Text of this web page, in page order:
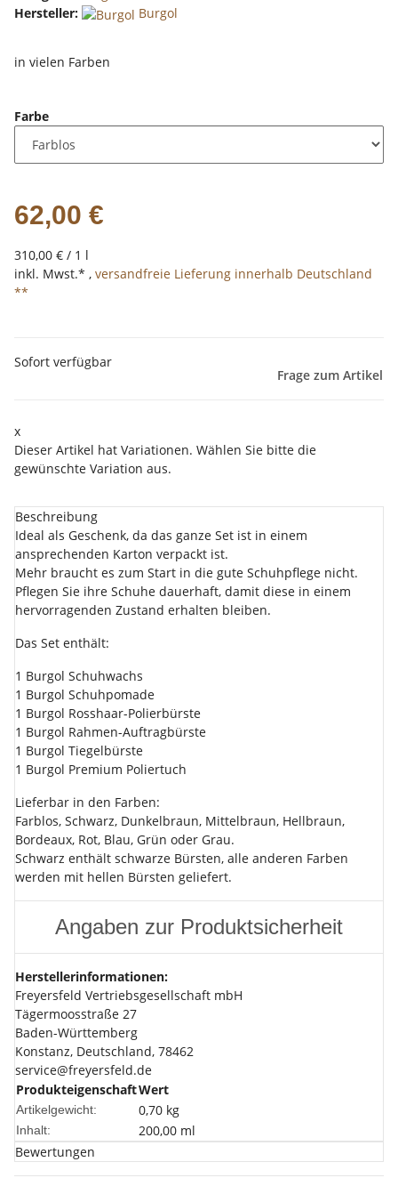
Hersteller:
Burgol
in vielen Farben
Farbe
62,00 €
310,00 € / 1 l
inkl. Mwst.* , versandfreie Lieferung innerhalb Deutschland
**
Sofort verfügbar
Frage zum Artikel
x
Dieser Artikel hat Variationen. Wählen Sie bitte die
gewünschte Variation aus.
Beschreibung
Ideal als Geschenk, da das ganze Set ist in einem
ansprechenden Karton verpackt ist.
Mehr braucht es zum Start in die gute Schuhpflege nicht.
Pflegen Sie ihre Schuhe dauerhaft, damit diese in einem
hervorragenden Zustand erhalten bleiben.
Das Set enthält:
1 Burgol Schuhwachs
1 Burgol Schuhpomade
1 Burgol Rosshaar-Polierbürste
1 Burgol Rahmen-Auftragbürste
1 Burgol Tiegelbürste
1 Burgol Premium Poliertuch
Lieferbar in den Farben:
Farblos, Schwarz, Dunkelbraun, Mittelbraun, Hellbraun,
Bordeaux, Rot, Blau, Grün oder Grau.
Schwarz enthält schwarze Bürsten, alle anderen Farben
werden mit hellen Bürsten geliefert.
Angaben zur Produktsicherheit
Herstellerinformationen:
Freyersfeld Vertriebsgesellschaft mbH
Tägermoosstraße 27
Baden-Württemberg
Konstanz, Deutschland, 78462
service@freyersfeld.de
ProdukteigenschaftWert
Artikelgewicht: 0,70 kg
Inhalt:
200,00 ml
Bewertungen